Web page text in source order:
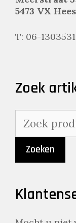
5473 VX
T: 06-
Zoek
naar:
Zoeken